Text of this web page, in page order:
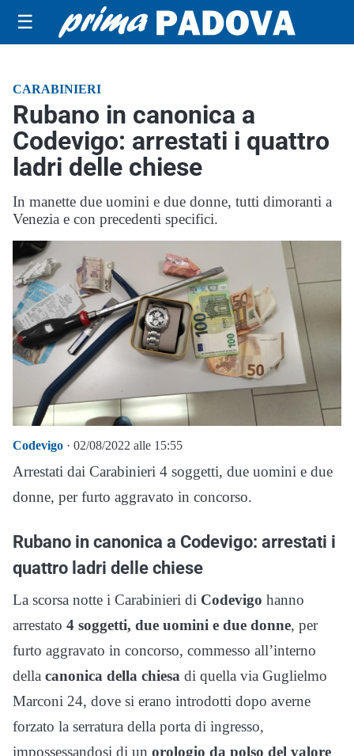
☰
CARABINIERI
Rubano in canonica a
Codevigo: arrestati i quattro
ladri delle chiese
In manette due uomini e due donne, tutti dimoranti a
Venezia e con precedenti specifici.
Codevigo · 02/08/2022 alle 15:55
Arrestati dai Carabinieri 4 soggetti, due uomini e due
donne, per furto aggravato in concorso.
Rubano in canonica a Codevigo: arrestati i
quattro ladri delle chiese
La scorsa notte i Carabinieri di Codevigo hanno
arrestato 4 soggetti, due uomini e due donne, per
furto aggravato in concorso, commesso all’interno
della canonica della chiesa di quella via Guglielmo
Marconi 24, dove si erano introdotti dopo averne
forzato la serratura della porta di ingresso,
impossessandosi di un orologio da polso del valore